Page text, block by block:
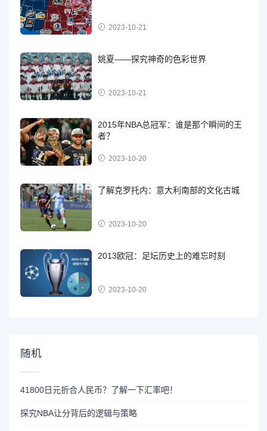
2023-10-21
姚夏——探究神奇的色彩世界
2023-10-21
2015年NBA总冠军：谁是那个瞬间的王
者？
2023-10-20
了解克罗托内：意大利南部的文化古城
2023-10-20
2013欧冠：足坛历史上的难忘时刻
2023-10-20
随机
41800日元折合人民币？了解一下汇率吧！
探究NBA让分背后的逻辑与策略